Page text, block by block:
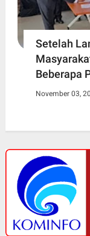
Setelah
Beberapa
November 03,